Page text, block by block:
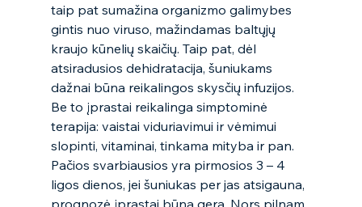
taip pat sumažina organizmo galimybes
gintis nuo viruso, mažindamas baltųjų
kraujo kūnelių skaičių. Taip pat, dėl
atsiradusios dehidratacija, šuniukams
dažnai būna reikalingos skysčių infuzijos.
Be to įprastai reikalinga simptominė
terapija: vaistai viduriavimui ir vėmimui
slopinti, vitaminai, tinkama mityba ir pan.
Pačios svarbiausios yra pirmosios 3 – 4
ligos dienos, jei šuniukas per jas atsigauna,